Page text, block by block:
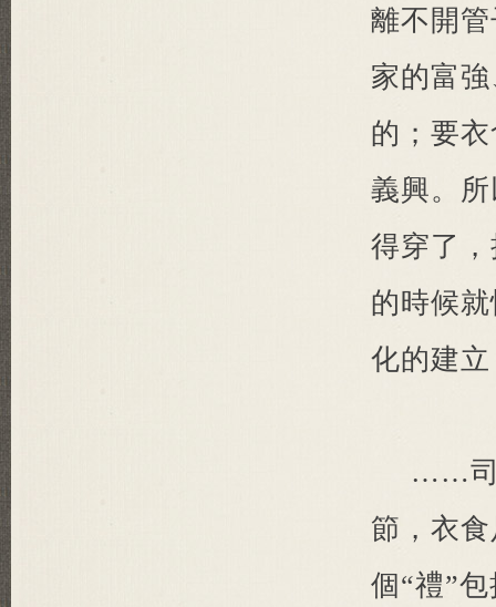
離不開
家的富
的；要
義興。
得穿了
的時候
化的建
……司
節，衣
個“禮”